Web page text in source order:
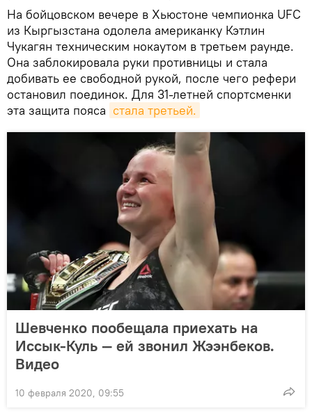
На бойцовском вечере в Хьюстоне чемпионка UFC
из Кыргызстана одолела американку Кэтлин
Чукагян техническим нокаутом в третьем раунде.
Она заблокировала руки противницы и стала
добивать ее свободной рукой, после чего рефери
остановил поединок. Для 31-летней спортсменки
эта защита пояса стала третьей.
Шевченко пообещала приехать на
Иссык-Куль — ей звонил Жээнбеков.
Видео
10 февраля 2020, 09:55